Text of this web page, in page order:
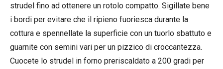
strudel fino ad ottenere un rotolo compatto. Sigillate bene
i bordi per evitare che il ripieno fuoriesca durante la
cottura e spennellate la superficie con un tuorlo sbattuto e
guarnite con semini vari per un pizzico di croccantezza.
Cuocete lo strudel in forno preriscaldato a 200 gradi per